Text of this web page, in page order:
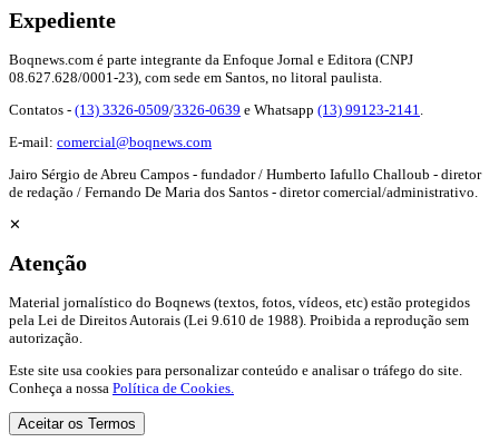
Expediente
Boqnews.com é parte integrante da Enfoque Jornal e Editora (CNPJ
08.627.628/0001-23), com sede em Santos, no litoral paulista.
Contatos - (13) 3326-0509/3326-0639 e Whatsapp (13) 99123-2141
E-mail: comercial@boqnews.com
Jairo Sérgio de Abreu Campos - fundador / Humberto Iafullo Challoub - diretor
de redação / Fernando De Maria dos Santos - diretor comercial/administrativo.
✕
Atenção
Material jornalístico do Boqnews (textos, fotos, vídeos, etc) estão protegidos
pela Lei de Direitos Autorais (Lei 9.610 de 1988). Proibida a reprodução sem
autorização.
Este site usa cookies para personalizar conteúdo e analisar o tráfego do site.
Conheça a nossa Política de Cookies.
Aceitar os Termos